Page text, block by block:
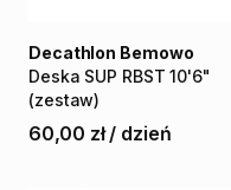
Deska SUP RBST 10'6"
(zestaw)
Decathlon Bemowo
60,00 zł / dzień